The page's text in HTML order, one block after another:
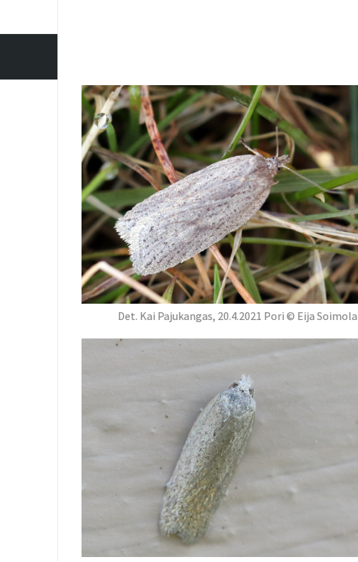
Det. Kai Pajukangas, 20.4.2021 Pori © Eija Soimola